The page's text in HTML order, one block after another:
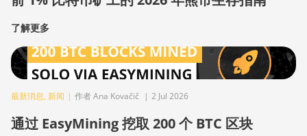
了解更多
最新消息, 新闻 | 作者 Ana Kovačič | 2 Jul 2026
通过 EasyMining 挖取 200 个 BTC 区块